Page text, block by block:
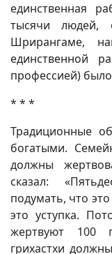
единственная
тысячи
Шрирангаме,
единственной
профессией)
* * *
Традиционные
богатыми.
должны
сказал:
подумать, что
это уступка.
жертвуют 100
грихастхи